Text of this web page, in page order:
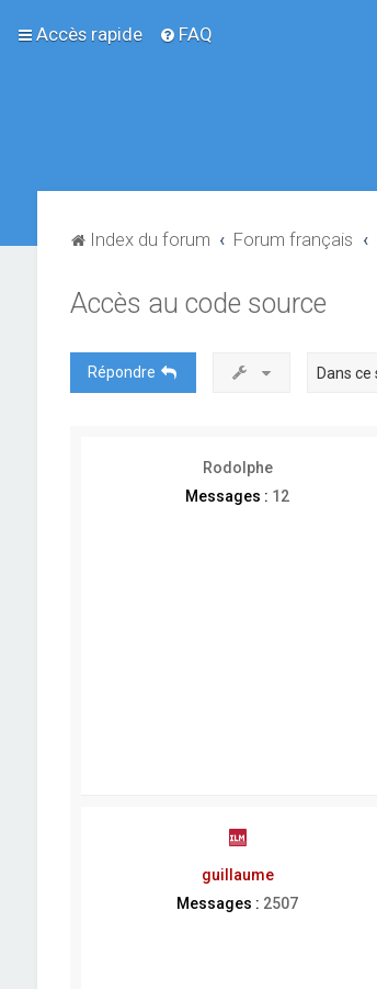
Accès rapide FAQ
Index du forum Forum français
Accès au code source
Répondre
Rodolphe
Messages : 12
guillaume
Messages : 2507